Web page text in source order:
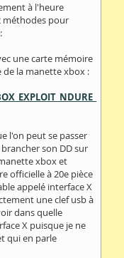
à l'heure
méthodes pour
une carte mémoire
la manette xbox :
l'on peut se passer
son DD sur
xbox et
officielle à 20e pièce
appelé interface X
une clef usb à
dans quelle
X puisque je ne
qui en parle